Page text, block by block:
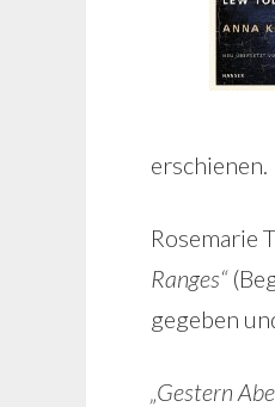
erschienen.
Rosemarie
Ranges“
gegeben
„Gestern